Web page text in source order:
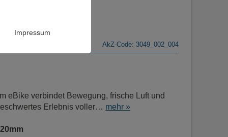
Impressum
AkZ-Code: 3049_002_004
eBike verbindet Bewegung, frische Luft und
Erlebnis voller… mehr »